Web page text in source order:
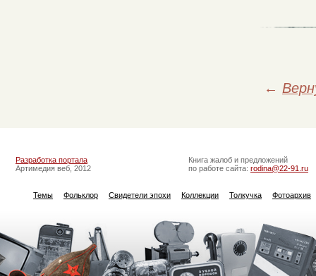
←
Разработка портала
Артимедия веб, 2012
Книга жалоб и предложений
по работе сайта: rodina@22-91.ru
Темы Фольклор Свидетели эпохи Коллекции Толкучка Фотоархив